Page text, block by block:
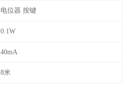
电位器 按键
0.1W
40mA
8米